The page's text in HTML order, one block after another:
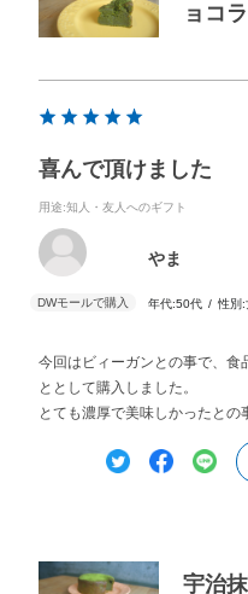
ョコラ
喜んで頂けました
用途:知人・友人へのギフト
やま
年代:50代 性別:
今回はビィーガンとの事で、食
ととして購入しました。
とても濃厚で美味しかったとの
宇治